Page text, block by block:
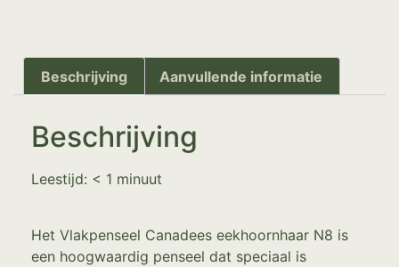
Beschrijving Aanvullende informatie
Beschrijving
Leestijd: < 1 minuut
Het Vlakpenseel Canadees eekhoornhaar N8 is
een hoogwaardig penseel dat speciaal is